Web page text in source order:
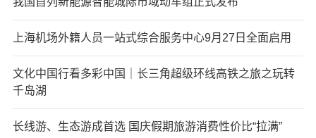
上海机场外籍人员一站式综合服务中心9月27日全面启用
文化中国行看多彩中国｜长三角超级环线高铁之旅之玩转
千岛湖
长线游、生态游成首选 国庆假期旅游消费性价比“拉满”